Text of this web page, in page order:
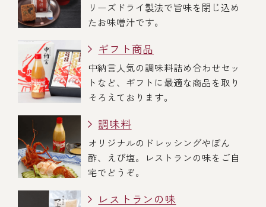
リーズドライ製法で旨味を閉じ込め
たお味噌汁です。
ギフト商品
中納言人気の調味料詰め合わせセッ
トなど、ギフトに最適な商品を取り
そろえております。
調味料
オリジナルのドレッシングやぽん
酢、えび塩。レストランの味をご自
宅でどうぞ。
レストランの味